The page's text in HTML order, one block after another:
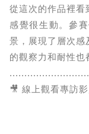
從這次的作品裡看
感覺很生動。參
景，展現了層次感
的觀察力和耐性也
🎥 線上觀看專訪